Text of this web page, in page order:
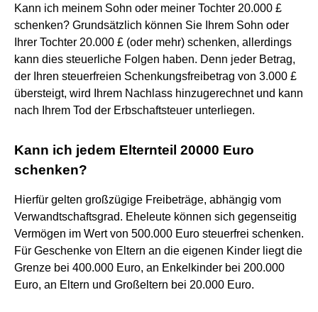
Kann ich meinem Sohn oder meiner Tochter 20.000 £
schenken? Grundsätzlich können Sie Ihrem Sohn oder
Ihrer Tochter 20.000 £ (oder mehr) schenken, allerdings
kann dies steuerliche Folgen haben. Denn jeder Betrag,
der Ihren steuerfreien Schenkungsfreibetrag von 3.000 £
übersteigt, wird Ihrem Nachlass hinzugerechnet und kann
nach Ihrem Tod der Erbschaftsteuer unterliegen.
Kann ich jedem Elternteil 20000 Euro
schenken?
Hierfür gelten großzügige Freibeträge, abhängig vom
Verwandtschaftsgrad. Eheleute können sich gegenseitig
Vermögen im Wert von 500.000 Euro steuerfrei schenken.
Für Geschenke von Eltern an die eigenen Kinder liegt die
Grenze bei 400.000 Euro, an Enkelkinder bei 200.000
Euro, an Eltern und Großeltern bei 20.000 Euro.